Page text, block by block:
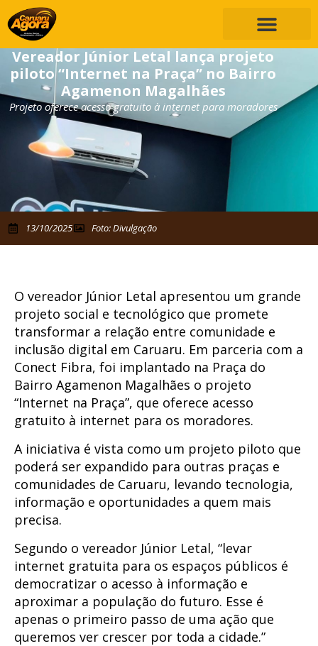
Vereador Júnior Letal lança projeto
piloto “Internet na Praça” no Bairro
Agamenon Magalhães
Projeto oferece acesso gratuito à internet para moradores
13/10/2025 Foto: Divulgação
O vereador Júnior Letal apresentou um grande
projeto social e tecnológico que promete
transformar a relação entre comunidade e
inclusão digital em Caruaru. Em parceria com a
Conect Fibra, foi implantado na Praça do
Bairro Agamenon Magalhães o projeto
“Internet na Praça”, que oferece acesso
gratuito à internet para os moradores.
A iniciativa é vista como um projeto piloto que
poderá ser expandido para outras praças e
comunidades de Caruaru, levando tecnologia,
informação e oportunidades a quem mais
precisa.
Segundo o vereador Júnior Letal, “levar
internet gratuita para os espaços públicos é
democratizar o acesso à informação e
aproximar a população do futuro. Esse é
apenas o primeiro passo de uma ação que
queremos ver crescer por toda a cidade.”